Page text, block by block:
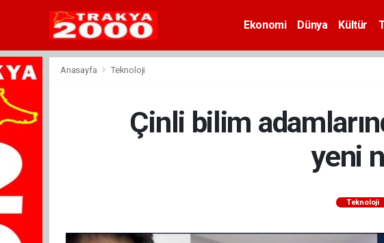
Ekonomi Dünya Kültür
Anasayfa Teknoloji
Çinli bilim
yeni
Teknoloji